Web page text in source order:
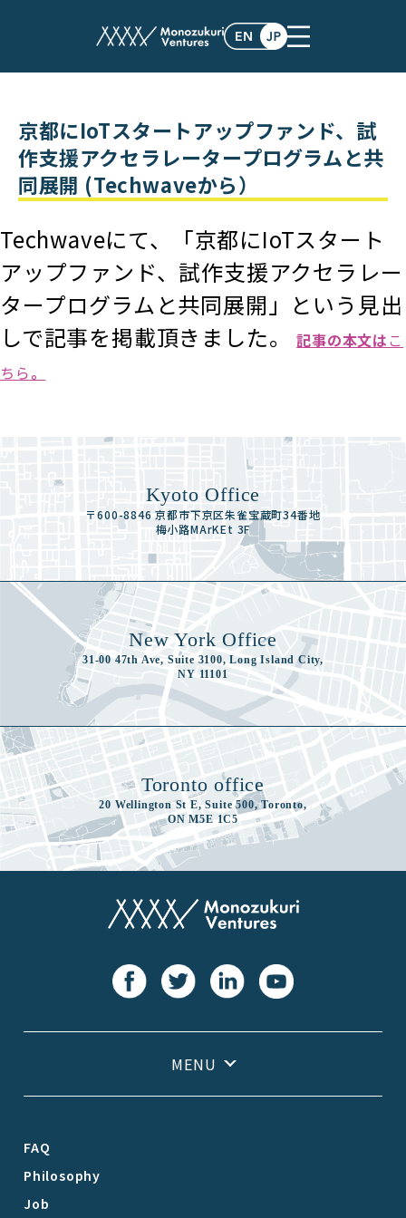
post
京都にIoTスタートアップファンド、試
作支援アクセラレータープログラムと共
同展開 (Techwaveから）
Techwaveにて、「京都にIoTスタート
アップファンド、試作支援アクセラレー
タープログラムと共同展開」という見出
しで記事を掲載頂きました。記事の本文は こ
ちら。
Kyoto Office
〒600-8846 京都市下京区朱雀宝蔵町34番地
梅小路MArKEt 3F
New York Office
31-00 47th Ave, Suite 3100, Long Island City,
NY 11101
Toronto office
20 Wellington St E, Suite 500, Toronto,
ON M5E 1C5
FAQ
Philosophy
Job